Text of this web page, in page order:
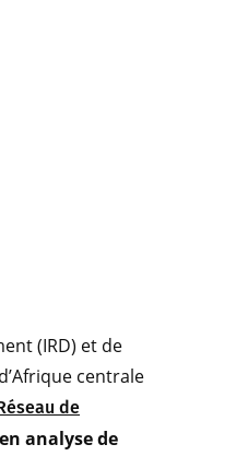
du Gabon, du Cameroun et de la
(IRD) et de
centrale
de
analyse de